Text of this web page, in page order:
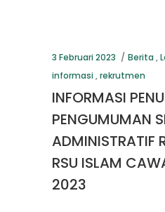
3 Februari 2023 Berita ,
informasi,rekrutmen
INFORMASI
PENGUMUMAN
ADMINISTRATIF
RSU ISLAM
2023